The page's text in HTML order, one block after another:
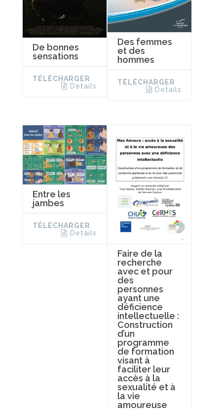
De bonnes
sensations
TÉLÉCHARGER
Details
Des femmes
et des
hommes
TÉLÉCHARGER
Details
Entre les
jambes
TÉLÉCHARGER
Details
Faire de la
recherche
avec et pour
des
personnes
ayant une
déficience
intellectuelle :
Construction
d’un
programme
de formation
visant à
faciliter leur
accès à la
sexualité et à
la vie
amoureuse